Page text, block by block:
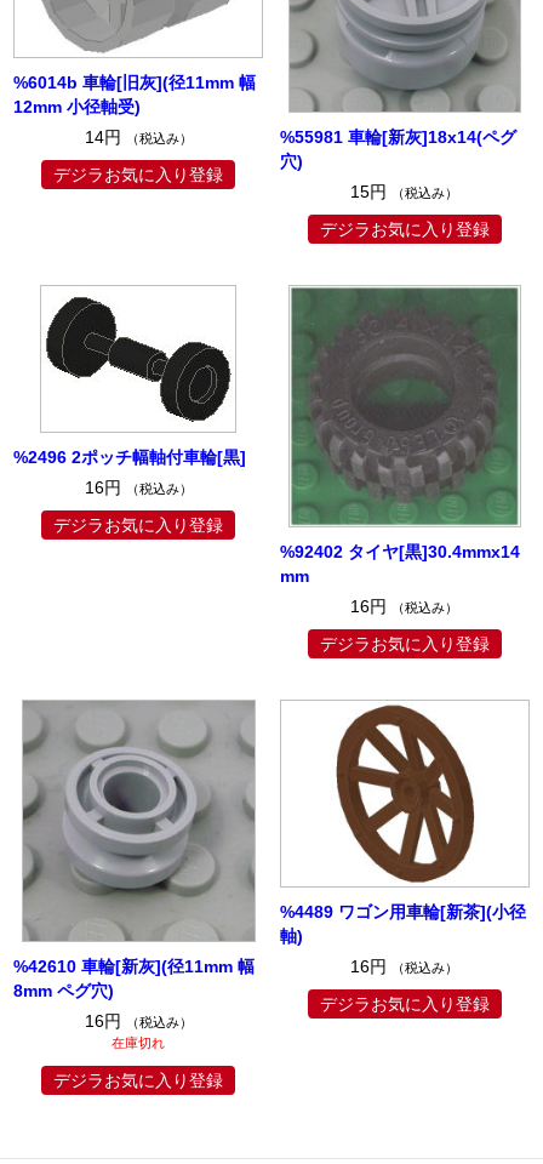
%6014b 車輪[旧灰](径11mm 幅
12mm 小径軸受)
14円
（税込み）
デジラお気に入り登録
%55981 車輪[新灰]18x14(ペグ
穴)
15円
（税込み）
デジラお気に入り登録
%2496 2ポッチ幅軸付車輪[黒]
16円
（税込み）
デジラお気に入り登録
%92402 タイヤ[黒]30.4mmx14
mm
16円
（税込み）
デジラお気に入り登録
%42610 車輪[新灰](径11mm 幅
8mm ペグ穴)
16円
（税込み）
在庫切れ
デジラお気に入り登録
%4489 ワゴン用車輪[新茶](小径
軸)
16円
（税込み）
デジラお気に入り登録